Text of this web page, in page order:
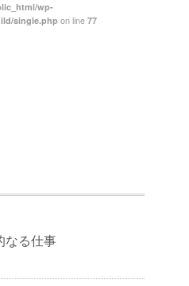
wp-
single.php on line 77
なる仕事